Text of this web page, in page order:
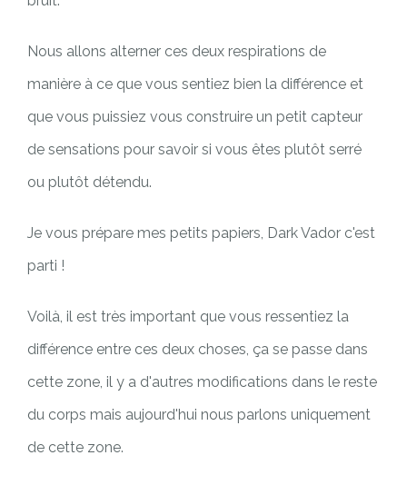
Nous allons alterner ces deux respirations de
manière à ce que vous sentiez bien la différence et
que vous puissiez vous construire un petit capteur
de sensations pour savoir si vous êtes plutôt serré
ou plutôt détendu.
Je vous prépare mes petits papiers, Dark Vador c'est
parti !
Voilà, il est très important que vous ressentiez la
différence entre ces deux choses, ça se passe dans
cette zone, il y a d'autres modifications dans le reste
du corps mais aujourd'hui nous parlons uniquement
de cette zone.